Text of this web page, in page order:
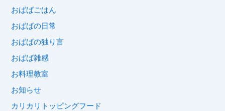
おばばごはん
おばばの日常
おばばの独り言
おばば雑感
お料理教室
お知らせ
カリカリトッピングフード